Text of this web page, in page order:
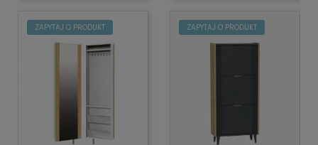
ZAPYTAJ O PRODUKT ZAPYTAJ O PRODUKT